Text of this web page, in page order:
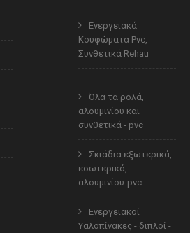
Ενεργειακά
Κουφώματα Pvc,
Συνθετικά Rehau
Όλα τα ρολά,
αλουμινίου και
συνθετικά - pvc
Σκιάδια εξωτερικά,
εσωτερικά,
αλουμινίου-pvc
Ενεργειακοί
Υαλοπίνακες - διπλοί -